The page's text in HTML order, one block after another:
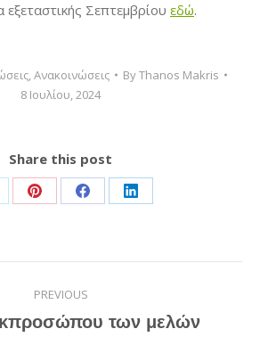
Σεπτεμβρίου εδώ.
,Ανακοινώσεις ByThanos Makris
8 Ιουλίου, 2024
Share this post
Share
Pinterest
Share
Facebook
Share
LinkedIn
PREVIOUS
των μελών